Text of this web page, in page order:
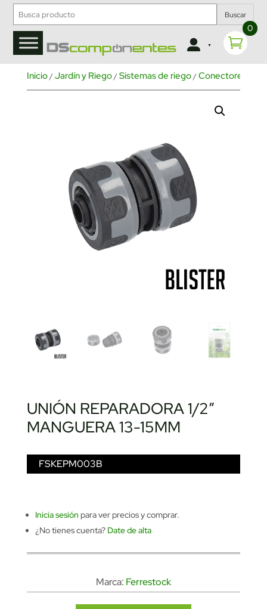
Buscar
0
Inicio/ Jardín y Riego/ Sistemas de riego/ Conectores
UNIÓN REPARADORA 1/2″
MANGUERA 13-15MM
FSKEPM003B
Inicia sesión para ver precios y comprar.
¿No tienes cuenta? Date de alta
Marca: Ferrestock